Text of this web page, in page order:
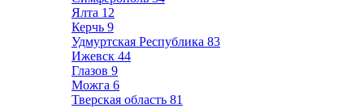
Ялта 12
Керчь 9
Удмуртская Республика 83
Ижевск 44
Глазов 9
Можга 6
Тверская область 81